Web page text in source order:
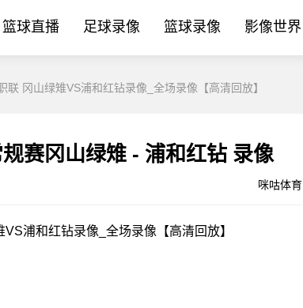
篮球直播 足球录像 篮球录像 影像世界
联 冈山绿雉VS浦和红钻录像_全场录像【高清回放】
[咪咕体育]- 06-06 日职联常规赛冈山绿雉 - 浦和红钻 录像
咪咕体育
浦和红钻录像_全场录像【高清回放】